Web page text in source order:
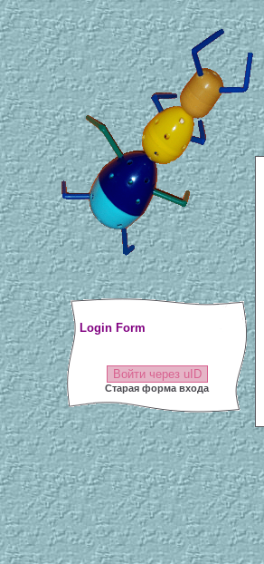
Login Form
Войти через uID
Старая форма входа